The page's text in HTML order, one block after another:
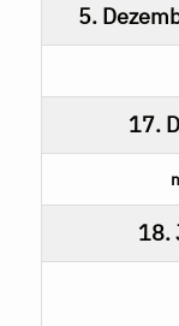
5.
17.
18.